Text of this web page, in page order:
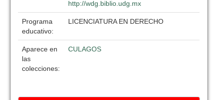
http://wdg.biblio.udg.mx
Programa
educativo:
LICENCIATURA EN DERECHO
Aparece en
las
colecciones:
CULAGOS